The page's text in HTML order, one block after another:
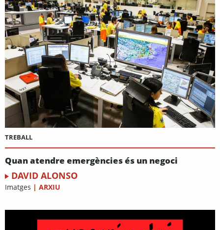
TREBALL
Quan atendre emergències és un negoci
DAVID ALONSO
Imatges | ARXIU